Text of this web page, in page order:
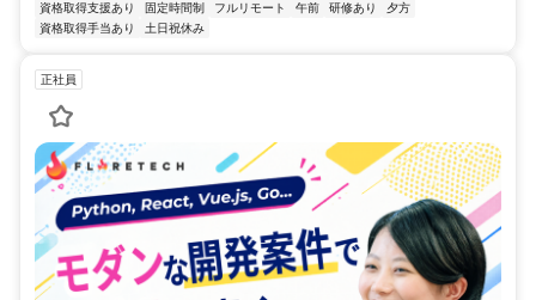
資格取得支援あり 固定時間制 フルリモート 午前 研修あり
夕方
資格取得手当あり
土日祝休み
正社員